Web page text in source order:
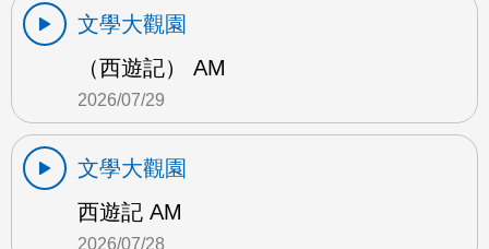
文學大觀園
（西遊記） AM
2026/07/29
文學大觀園
西遊記 AM
2026/07/28